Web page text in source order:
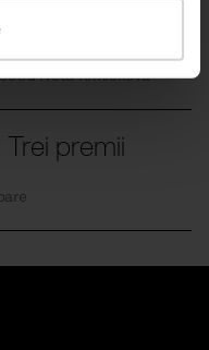
o
Iveta Krmíčková
premii